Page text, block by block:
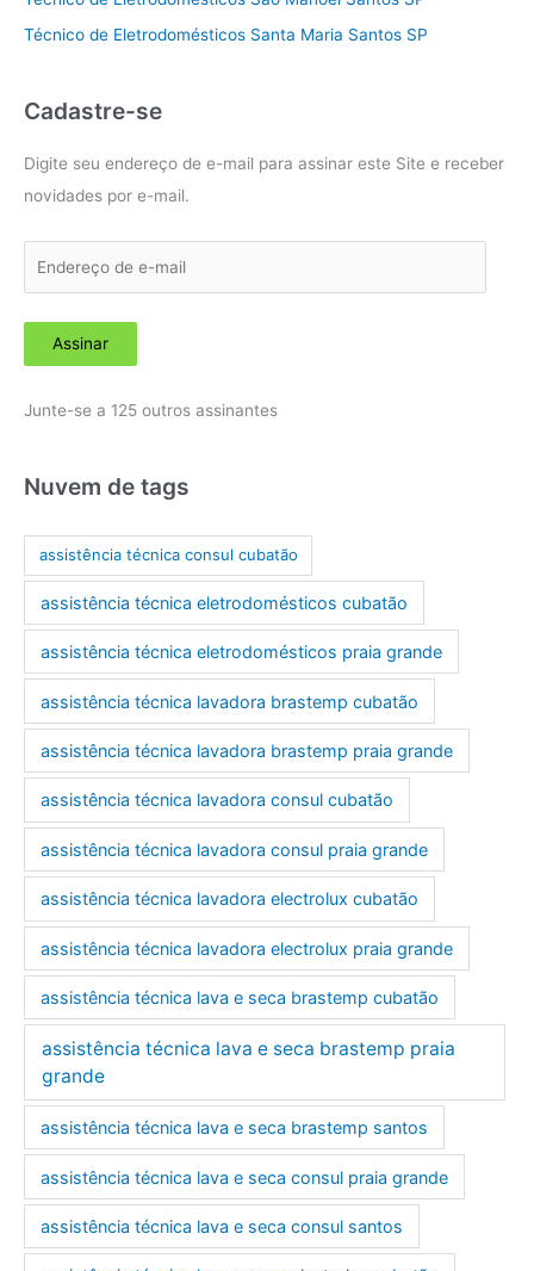
Técnico de Eletrodomésticos Santa Maria Santos SP
Cadastre-se
Digite seu endereço de e-mail para assinar este Site e receber
novidades por e-mail.
d
e
o
e
a
Assinar
Junte-se a 125 outros assinantes
Nuvem de tags
assistência técnica consul cubatão
assistência técnica eletrodomésticos cubatão
assistência técnica eletrodomésticos praia grande
assistência técnica lavadora brastemp cubatão
assistência técnica lavadora brastemp praia grande
assistência técnica lavadora consul cubatão
assistência técnica lavadora consul praia grande
assistência técnica lavadora electrolux cubatão
assistência técnica lavadora electrolux praia grande
assistência técnica lava e seca brastemp cubatão
assistência técnica lava e seca brastemp praia
grande
assistência técnica lava e seca brastemp santos
assistência técnica lava e seca consul praia grande
assistência técnica lava e seca consul santos